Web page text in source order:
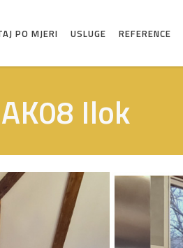
PO MJERI USLUGE REFERENCE
Ilok